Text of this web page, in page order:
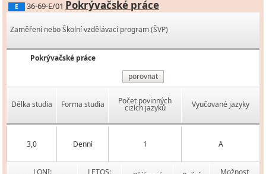
E 36-69-E/01 Pokrývačské práce
Zaměření nebo Školní vzdělávací program (ŠVP)
Pokrývačské práce
porovnat
Délka studia Forma studia Počet povinných
cizích jazyků Vyučované jazyky
3,0 Denní 1 A